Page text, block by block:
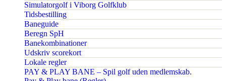
Simulatorgolf i Viborg Golfklub
Tidsbestilling
Baneguide
Beregn SpH
Banekombinationer
Udskriv scorekort
Lokale regler
PAY & PLAY BANE – Spil golf uden medlemskab.